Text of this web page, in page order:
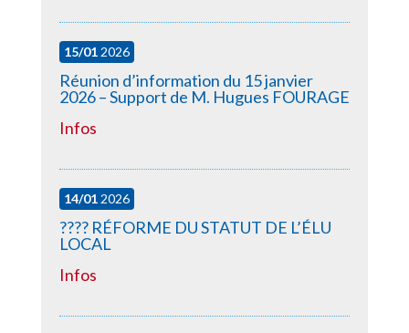
15/012026
Réunion d’information du 15 janvier
2026 – Support de M. Hugues FOURAGE
Infos
14/012026
????️ RÉFORME DU STATUT DE L’ÉLU
LOCAL
Infos